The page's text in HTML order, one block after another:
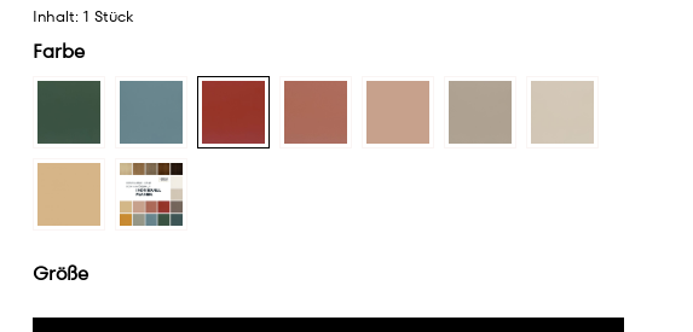
Inhalt: 1 Stück
Farbe
Größe